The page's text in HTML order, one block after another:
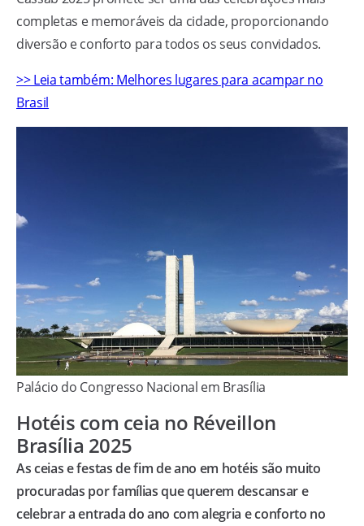
completas e memoráveis da cidade, proporcionando
diversão e conforto para todos os seus convidados.
>> Leia também: Melhores lugares para acampar no
Brasil
Palácio do Congresso Nacional em Brasília
Hotéis com ceia no Réveillon
Brasília 2025
As ceias e festas de fim de ano em hotéis são muito
procuradas por famílias que querem descansar e
celebrar a entrada do ano com alegria e conforto no